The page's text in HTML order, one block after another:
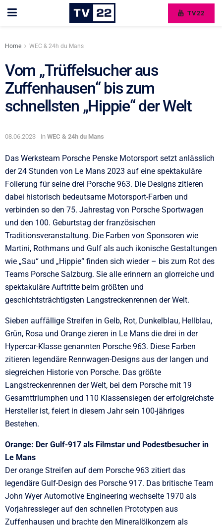
TV22
Home WEC & 24h du Mans
Vom „Trüffelsucher aus
Zuffenhausen“ bis zum
schnellsten „Hippie“ der Welt
08.06.2023 in WEC & 24h du Mans
Das Werksteam Porsche Penske Motorsport setzt anlässlich
der 24 Stunden von Le Mans 2023 auf eine spektakuläre
Folierung für seine drei Porsche 963. Die Designs zitieren
dabei historisch bedeutsame Motorsport-Farben und
verbinden so den 75. Jahrestag von Porsche Sportwagen
und den 100. Geburtstag der französischen
Traditionsveranstaltung. Die Farben von Sponsoren wie
Martini, Rothmans und Gulf als auch ikonische Gestaltungen
wie „Sau“ und „Hippie“ finden sich wieder – bis zum Rot des
Teams Porsche Salzburg. Sie alle erinnern an glorreiche und
spektakuläre Auftritte beim größten und
geschichtsträchtigsten Langstreckenrennen der Welt.
Sieben auffällige Streifen in Gelb, Rot, Dunkelblau, Hellblau,
Grün, Rosa und Orange zieren in Le Mans die drei in der
Hypercar-Klasse genannten Porsche 963. Diese Farben
zitieren legendäre Rennwagen-Designs aus der langen und
siegreichen Historie von Porsche. Das größte
Langstreckenrennen der Welt, bei dem Porsche mit 19
Gesamttriumphen und 110 Klassensiegen der erfolgreichste
Hersteller ist, feiert in diesem Jahr sein 100-jähriges
Bestehen.
Orange: Der Gulf-917 als Filmstar und Podestbesucher in
Le Mans
Der orange Streifen auf dem Porsche 963 zitiert das
legendäre Gulf-Design des Porsche 917. Das britische Team
John Wyer Automotive Engineering wechselte 1970 als
Vorjahressieger auf den schnellen Prototypen aus
Zuffenhausen und brachte den Mineralölkonzern als